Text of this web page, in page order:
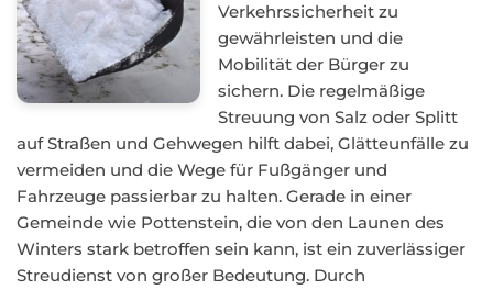
Verkehrssicherheit zu
gewährleisten und die
Mobilität der Bürger zu
sichern. Die regelmäßige
Streuung von Salz oder Splitt
auf Straßen und Gehwegen hilft dabei, Glätteunfälle zu
vermeiden und die Wege für Fußgänger und
Fahrzeuge passierbar zu halten. Gerade in einer
Gemeinde wie Pottenstein, die von den Launen des
Winters stark betroffen sein kann, ist ein zuverlässiger
Streudienst von großer Bedeutung. Durch